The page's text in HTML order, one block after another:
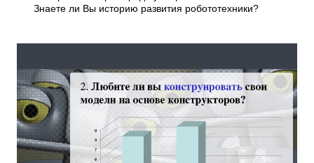
Знаете ли Вы историю развития робототехники?